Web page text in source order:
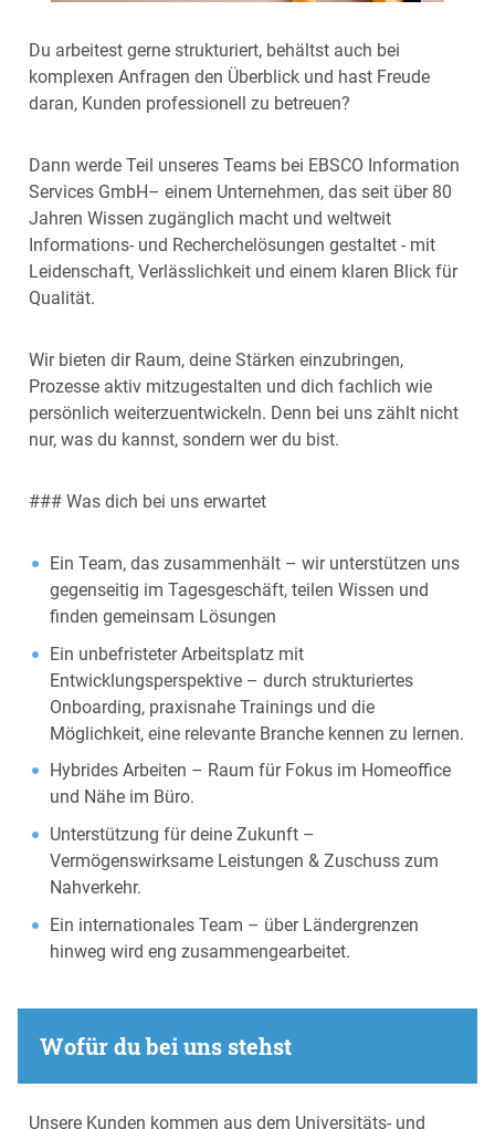
Du arbeitest gerne strukturiert, behältst auch bei
komplexen Anfragen den Überblick und hast Freude
daran, Kunden professionell zu betreuen?
Dann werde Teil unseres Teams bei EBSCO Information
Services GmbH– einem Unternehmen, das seit über 80
Jahren Wissen zugänglich macht und weltweit
Informations- und Recherchelösungen gestaltet - mit
Leidenschaft, Verlässlichkeit und einem klaren Blick für
Qualität.
Wir bieten dir Raum, deine Stärken einzubringen,
Prozesse aktiv mitzugestalten und dich fachlich wie
persönlich weiterzuentwickeln. Denn bei uns zählt nicht
nur, was du kannst, sondern wer du bist.
### Was dich bei uns erwartet
Ein Team, das zusammenhält – wir unterstützen uns
gegenseitig im Tagesgeschäft, teilen Wissen und
finden gemeinsam Lösungen
Ein unbefristeter Arbeitsplatz mit
Entwicklungsperspektive – durch strukturiertes
Onboarding, praxisnahe Trainings und die
Möglichkeit, eine relevante Branche kennen zu lernen.
Hybrides Arbeiten – Raum für Fokus im Homeoffice
und Nähe im Büro.
Unterstützung für deine Zukunft –
Vermögenswirksame Leistungen & Zuschuss zum
Nahverkehr.
Ein internationales Team – über Ländergrenzen
hinweg wird eng zusammengearbeitet.
Wofür du bei uns stehst
Unsere Kunden kommen aus dem Universitäts- und